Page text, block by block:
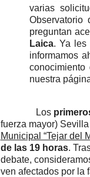
varias
preguntan
Laica. Ya les
informamos
nuestra
Los
fuerza mayor)
Municipal “Tejar del
de las 19 horas.
debate,
ven afectados por la